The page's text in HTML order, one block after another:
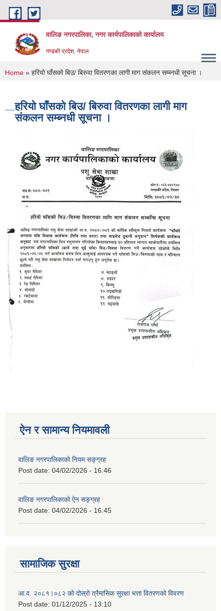
Skip to main content
वालिङ नगरपालिका, नगर कार्यपालिकाको कार्यालय
गण्डकी प्रदेश, नेपाल
You are here
Home » हरियो घाँसको बिउ/ बिरुवा वितरणका लागी माग संकलन सम्ब्नधी सूचना ।
हरियो घाँसको बिउ/ बिरुवा वितरणका लागी माग
संकलन सम्ब्नधी सूचना ।
ऐन र सामान्य नियमावली
वालिङ नगरपालिकाको नियम सङ्ग्रह
Post date: 04/02/2026 - 16:46
वालिङ नगरपालिकाको ऐन सङ्ग्रह
Post date: 04/02/2026 - 16:45
सामाजिक सुरक्षा
आ.व. २०८१।०८२ को दोस्रो त्रैमासिक सुरक्षा भत्ता वितरणको विवरण
Post date: 01/12/2025 - 13:10